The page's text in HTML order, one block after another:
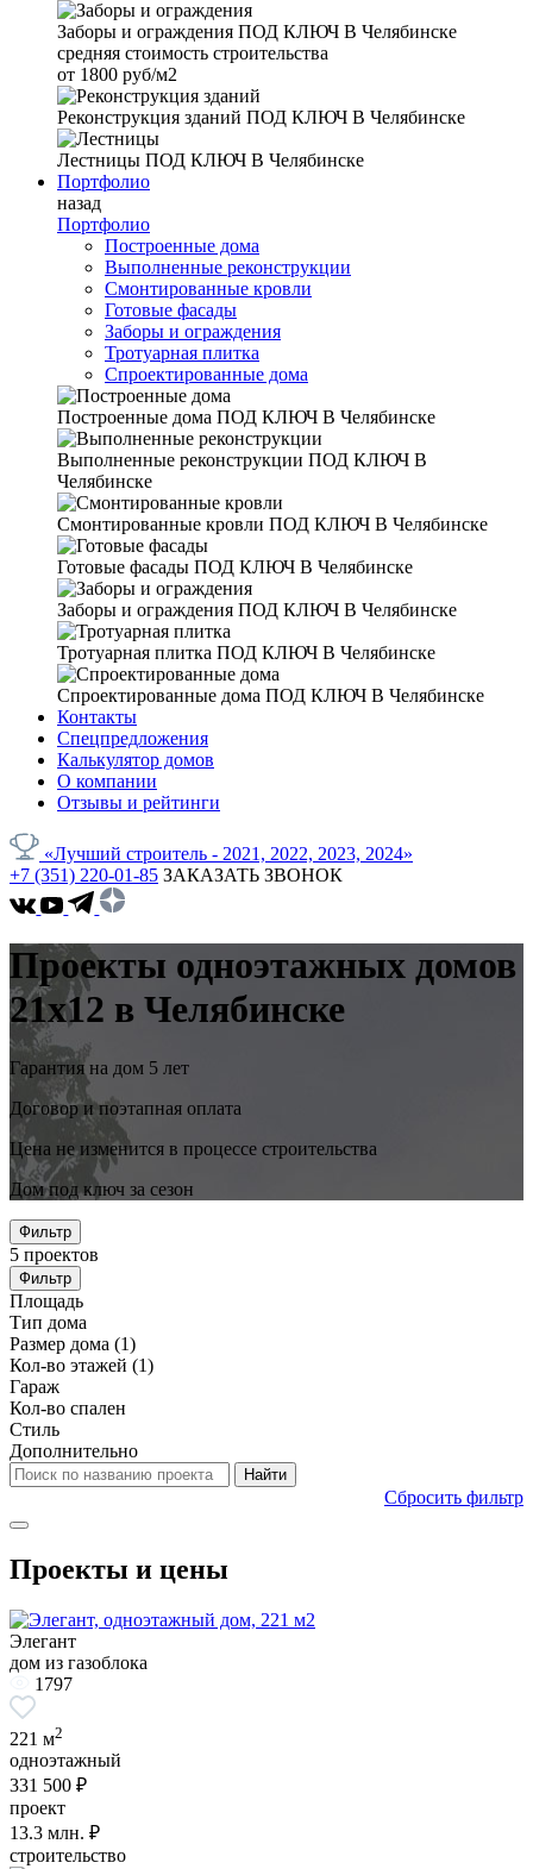
Заборы и ограждения ПОД КЛЮЧ В Челябинске
средняя стоимость строительства
от 1800 руб/м2
Реконструкция зданий ПОД КЛЮЧ В Челябинске
Лестницы ПОД КЛЮЧ В Челябинске
Портфолио
назад
Портфолио
Построенные дома
Выполненные реконструкции
Смонтированные кровли
Готовые фасады
Заборы и ограждения
Тротуарная плитка
Спроектированные дома
Построенные дома ПОД КЛЮЧ В Челябинске
Выполненные реконструкции ПОД КЛЮЧ В
Челябинске
Смонтированные кровли ПОД КЛЮЧ В Челябинске
Готовые фасады ПОД КЛЮЧ В Челябинске
Заборы и ограждения ПОД КЛЮЧ В Челябинске
Тротуарная плитка ПОД КЛЮЧ В Челябинске
Спроектированные дома ПОД КЛЮЧ В Челябинске
Контакты
Спецпредложения
Калькулятор домов
О компании
Отзывы и рейтинги
«Лучший строитель - 2021, 2022, 2023, 2024»
+7 (351) 220-01-85 ЗАКАЗАТЬ ЗВОНОК
Проекты одноэтажных домов
21x12 в Челябинске
Гарантия на дом 5 лет
Договор и поэтапная оплата
Цена не изменится в процессе строительства
Дом под ключ за сезон
Фильтр
5 проектов
Фильтр
Площадь
Тип дома
Размер дома (1)
Кол-во этажей (1)
Гараж
Кол-во спален
Стиль
Дополнительно
Сбросить фильтр
Проекты и цены
Элегант
дом из газоблока
1797
221 м2
одноэтажный
331 500 ₽
проект
13.3 млн. ₽
строительство